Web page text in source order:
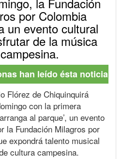
por Colombia
un evento cultural
de la música
campesina.
han leído ésta noticia
Flórez de Chiquinquirá
con la primera
al parque’, un evento
la Fundación Milagros por
expondrá talento musical
cultura campesina.